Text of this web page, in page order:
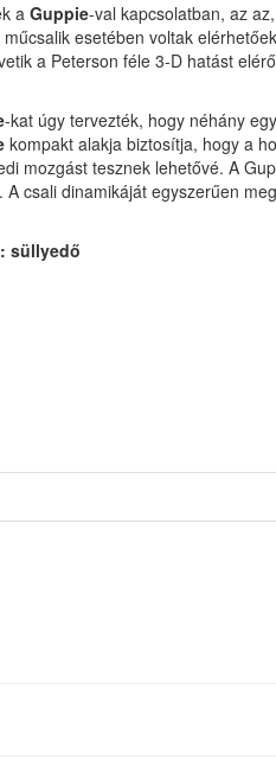
a Guppie-val kapcsolatban, az
esetében voltak
a Peterson féle 3-D hatást
-kat úgy tervezték, hogy néhány
kompakt alakja biztosítja, hogy a
mozgást tesznek lehetővé. A
csali dinamikáját egyszerűen
süllyedő